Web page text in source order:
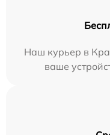
Наш курьер в
ваше